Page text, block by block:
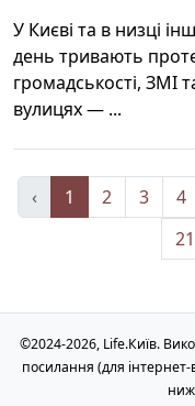
У Києві та в низці
день тривають
громадськості, ЗМІ
вулицях — ...
‹ 1 2 3 4
©2024-2026, Life.Київ.
посилання (для